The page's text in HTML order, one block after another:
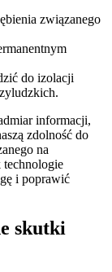
związanego
do izolacji
informacji,
zdolność do
na
technologie
i poprawić
skutki